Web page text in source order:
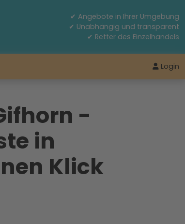
✔ Angebote in Ihrer Umgebung
✔ Unabhängig und transparent
✔ Retter des Einzelhandels
Login
-
in
Klick